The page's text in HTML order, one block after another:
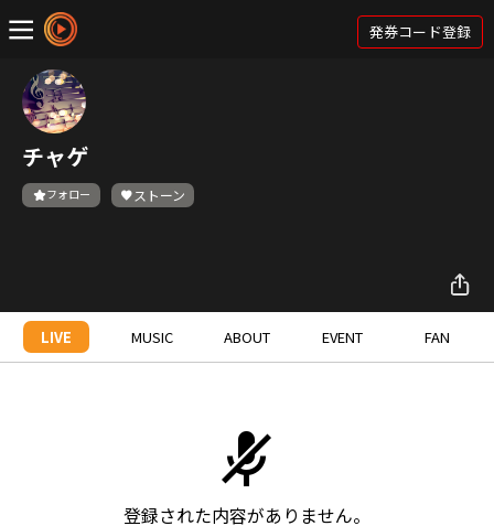
発券コード登録
チャゲ
フォロー ストーン
LIVE MUSIC ABOUT EVENT FAN
登録された内容がありません。